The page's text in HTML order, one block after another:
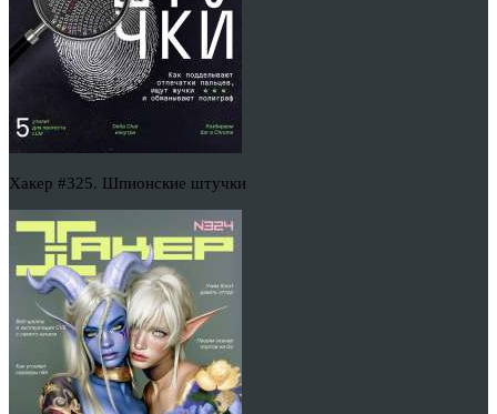
Хакер #325. Шпионские штучки